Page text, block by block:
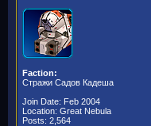
Faction:
Стражи Садов Кадеша
Join Date: Feb 2004
Location: Great Nebula
Posts: 2,564